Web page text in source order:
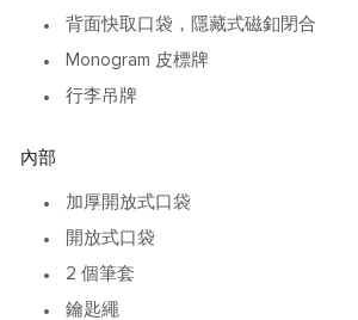
背面快取口袋，隱藏式磁釦閉合
Monogram 皮標牌
行李吊牌
內部
加厚開放式口袋
開放式口袋
2 個筆套
鑰匙繩